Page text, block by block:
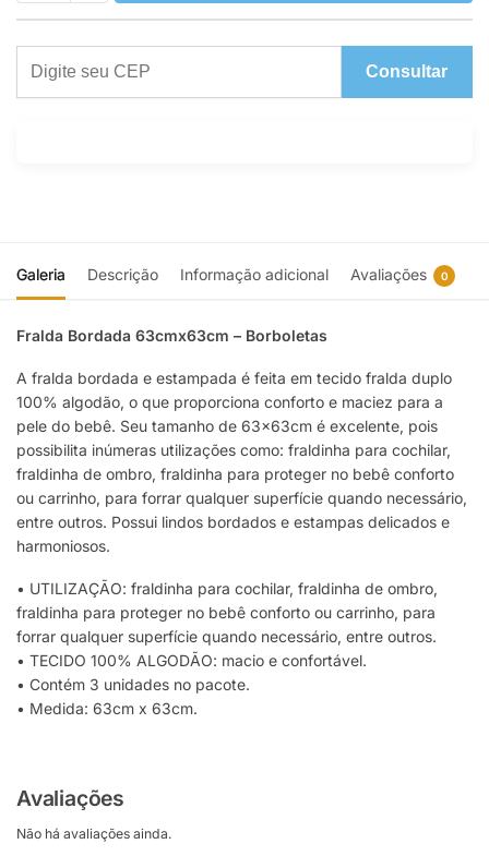
Consultar
Galeria Descrição Informação adicional Avaliações 0
Fralda Bordada 63cmx63cm – Borboletas
A fralda bordada e estampada é feita em tecido fralda duplo
100% algodão, o que proporciona conforto e maciez para a
pele do bebê. Seu tamanho de 63x63cm é excelente, pois
possibilita inúmeras utilizações como: fraldinha para cochilar,
fraldinha de ombro, fraldinha para proteger no bebê conforto
ou carrinho, para forrar qualquer superfície quando necessário,
entre outros. Possui lindos bordados e estampas delicados e
harmoniosos.
• UTILIZAÇÃO: fraldinha para cochilar, fraldinha de ombro,
fraldinha para proteger no bebê conforto ou carrinho, para
forrar qualquer superfície quando necessário, entre outros.
• TECIDO 100% ALGODÃO: macio e confortável.
• Contém 3 unidades no pacote.
• Medida: 63cm x 63cm.
Avaliações
Não há avaliações ainda.